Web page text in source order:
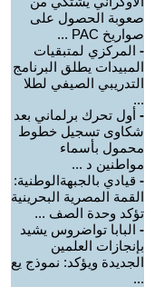
صعوبة الحصول على
صواريخ PAC ...
- المركزي لمتبقيات
المبيدات يطلق البرنامج
التدريبي الصيفي لطلا
...
- أول تحرك برلماني بعد
شكاوى تسجيل خطوط
محمول بأسماء
مواطنين د ...
- قيادي بالجبهةالوطنية:
القمة المصرية البحرينية
تؤكد وحدة الصف ...
- البابا تواضروس يشيد
بإنجازات العلمين
الجديدة ويؤكد: نموذج يع
...